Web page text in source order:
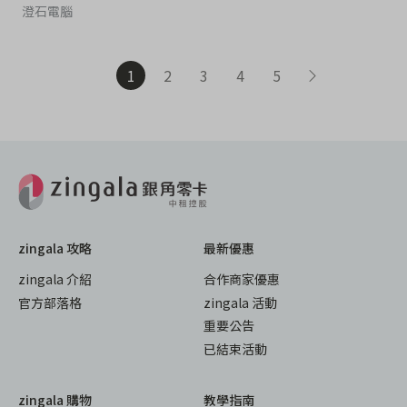
澄石電腦
1 2 3 4 5
zingala 攻略
zingala 介紹
官方部落格
最新優惠
合作商家優惠
zingala 活動
重要公告
已結束活動
zingala 購物 教學指南